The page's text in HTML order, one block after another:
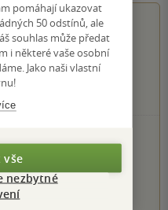
5
pomáhají ukazovat
50 odstínů, ale
souhlas může předat
i některé vaše osobní
Jako naši vlastní
vše
nezbytné